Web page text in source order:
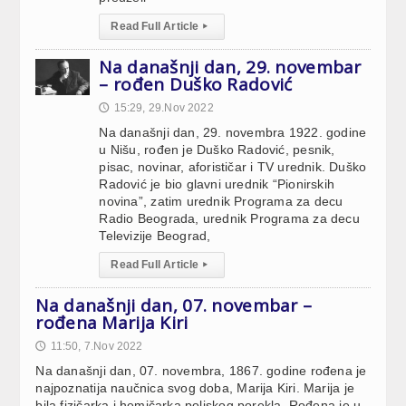
Read Full Article ▸
Na današnji dan, 29. novembar
– rođen Duško Radović
🕔 15:29, 29.Nov 2022
Na današnji dan, 29. novembra 1922. godine
u Nišu, rođen je Duško Radović, pesnik,
pisac, novinar, aforističar i TV urednik. Duško
Radović je bio glavni urednik “Pionirskih
novina”, zatim urednik Programa za decu
Radio Beograda, urednik Programa za decu
Televizije Beograd,
Read Full Article ▸
Na današnji dan, 07. novembar –
rođena Marija Kiri
🕔 11:50, 7.Nov 2022
Na današnji dan, 07. novembra, 1867. godine rođena je
najpoznatija naučnica svog doba, Marija Kiri. Marija je